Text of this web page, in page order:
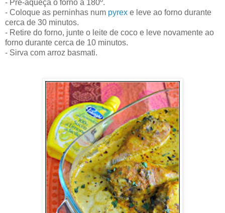
- Pré-aqueça o forno a 180º.
- Coloque as perninhas num pyrex e leve ao forno durante
cerca de 30 minutos.
- Retire do forno, junte o leite de coco e leve novamente ao
forno durante cerca de 10 minutos.
- Sirva com arroz basmati.